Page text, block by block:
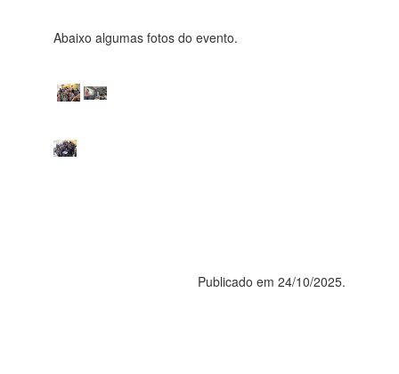
Abaixo algumas fotos do evento.
Publicado em 24/10/2025.